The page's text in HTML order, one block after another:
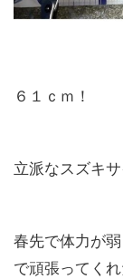
６１ｃｍ！
立派なスズキ
春先で体力が
で頑張ってくれ